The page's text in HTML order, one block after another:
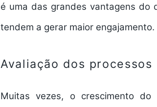
é uma das grandes vantagens do
tendem a gerar maior engajamento.
Avaliação dos
Muitas vezes, o crescimento